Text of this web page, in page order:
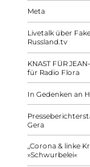
Meta
Livetalk über
Russland.tv
KNAST FÜR
für Radio Flora
In Gedenken an
Gera
„Corona & linke
»Schwurbelei«